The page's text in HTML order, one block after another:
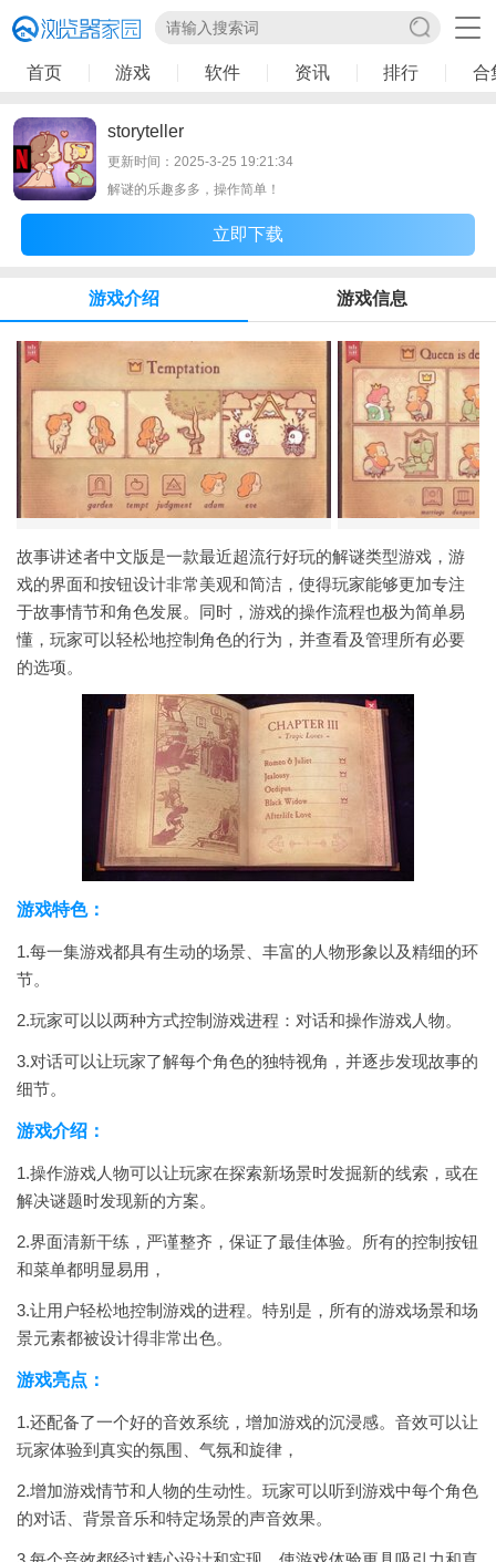
首页 游戏 软件 资讯 排行 合
storyteller
更新时间：2025-3-25 19:21:34
解谜的乐趣多多，操作简单！
立即下载
游戏介绍 游戏信息
故事讲述者中文版是一款最近超流行好玩的解谜类型游戏，游
戏的界面和按钮设计非常美观和简洁，使得玩家能够更加专注
于故事情节和角色发展。同时，游戏的操作流程也极为简单易
懂，玩家可以轻松地控制角色的行为，并查看及管理所有必要
的选项。
游戏特色：
1.每一集游戏都具有生动的场景、丰富的人物形象以及精细的环
节。
2.玩家可以以两种方式控制游戏进程：对话和操作游戏人物。
3.对话可以让玩家了解每个角色的独特视角，并逐步发现故事的
细节。
游戏介绍：
1.操作游戏人物可以让玩家在探索新场景时发掘新的线索，或在
解决谜题时发现新的方案。
2.界面清新干练，严谨整齐，保证了最佳体验。所有的控制按钮
和菜单都明显易用，
3.让用户轻松地控制游戏的进程。特别是，所有的游戏场景和场
景元素都被设计得非常出色。
游戏亮点：
1.还配备了一个好的音效系统，增加游戏的沉浸感。音效可以让
玩家体验到真实的氛围、气氛和旋律，
2.增加游戏情节和人物的生动性。玩家可以听到游戏中每个角色
的对话、背景音乐和特定场景的声音效果。